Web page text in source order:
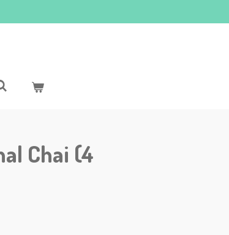
Chai (4